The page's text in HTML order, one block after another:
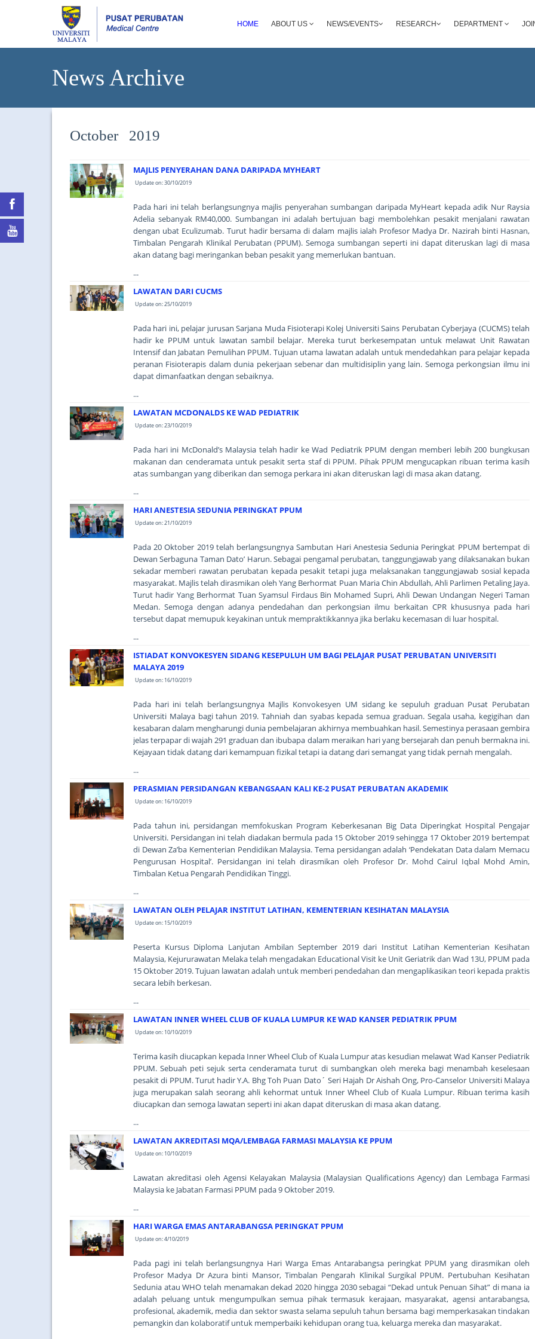
HOME ABOUT US NEWS/EVENTS RESEARCH DEPARTMENT
News Archive
October 2019
MAJLIS PENYERAHAN DANA DARIPADA MYHEART
Update on: 30/10/2019
Pada hari ini telah berlangsungnya majlis penyerahan sumbangan daripada MyHeart kepada adik Nur Raysia
Adelia sebanyak RM40,000. Sumbangan ini adalah bertujuan bagi membolehkan pesakit menjalani rawatan
dengan ubat Eculizumab. Turut hadir bersama di dalam majlis ialah Profesor Madya Dr. Nazirah binti Hasnan,
Timbalan Pengarah Klinikal Perubatan (PPUM). Semoga sumbangan seperti ini dapat diteruskan lagi di masa
akan datang bagi meringankan beban pesakit yang memerlukan bantuan.
...
LAWATAN DARI CUCMS
Update on: 25/10/2019
Pada hari ini, pelajar jurusan Sarjana Muda Fisioterapi Kolej Universiti Sains Perubatan Cyberjaya (CUCMS) telah
hadir ke PPUM untuk lawatan sambil belajar. Mereka turut berkesempatan untuk melawat Unit Rawatan
Intensif dan Jabatan Pemulihan PPUM. Tujuan utama lawatan adalah untuk mendedahkan para pelajar kepada
peranan Fisioterapis dalam dunia pekerjaan sebenar dan multidisiplin yang lain. Semoga perkongsian ilmu ini
dapat dimanfaatkan dengan sebaiknya.
...
LAWATAN MCDONALDS KE WAD PEDIATRIK
Update on: 23/10/2019
Pada hari ini McDonald’s Malaysia telah hadir ke Wad Pediatrik PPUM dengan memberi lebih 200 bungkusan
makanan dan cenderamata untuk pesakit serta staf di PPUM. Pihak PPUM mengucapkan ribuan terima kasih
atas sumbangan yang diberikan dan semoga perkara ini akan diteruskan lagi di masa akan datang.
...
HARI ANESTESIA SEDUNIA PERINGKAT PPUM
Update on: 21/10/2019
Pada 20 Oktober 2019 telah berlangsungnya Sambutan Hari Anestesia Sedunia Peringkat PPUM bertempat di
Dewan Serbaguna Taman Dato’ Harun. Sebagai pengamal perubatan, tanggungjawab yang dilaksanakan bukan
sekadar memberi rawatan perubatan kepada pesakit tetapi juga melaksanakan tanggungjawab sosial kepada
masyarakat. Majlis telah dirasmikan oleh Yang Berhormat Puan Maria Chin Abdullah, Ahli Parlimen Petaling Jaya.
Turut hadir Yang Berhormat Tuan Syamsul Firdaus Bin Mohamed Supri, Ahli Dewan Undangan Negeri Taman
Medan. Semoga dengan adanya pendedahan dan perkongsian ilmu berkaitan CPR khususnya pada hari
tersebut dapat memupuk keyakinan untuk mempraktikkannya jika berlaku kecemasan di luar hospital.
...
ISTIADAT KONVOKESYEN SIDANG KESEPULUH UM BAGI PELAJAR PUSAT PERUBATAN UNIVERSITI
MALAYA 2019
Update on: 16/10/2019
Pada hari ini telah berlangsungnya Majlis Konvokesyen UM sidang ke sepuluh graduan Pusat Perubatan
Universiti Malaya bagi tahun 2019. Tahniah dan syabas kepada semua graduan. Segala usaha, kegigihan dan
kesabaran dalam mengharungi dunia pembelajaran akhirnya membuahkan hasil. Semestinya perasaan gembira
jelas terpapar di wajah 291 graduan dan ibubapa dalam meraikan hari yang bersejarah dan penuh bermakna ini.
Kejayaan tidak datang dari kemampuan fizikal tetapi ia datang dari semangat yang tidak pernah mengalah.
...
PERASMIAN PERSIDANGAN KEBANGSAAN KALI KE-2 PUSAT PERUBATAN AKADEMIK
Update on: 16/10/2019
Pada tahun ini, persidangan memfokuskan Program Keberkesanan Big Data Diperingkat Hospital Pengajar
Universiti. Persidangan ini telah diadakan bermula pada 15 Oktober 2019 sehingga 17 Oktober 2019 bertempat
di Dewan Za’ba Kementerian Pendidikan Malaysia. Tema persidangan adalah ‘Pendekatan Data dalam Memacu
Pengurusan Hospital’. Persidangan ini telah dirasmikan oleh Profesor Dr. Mohd Cairul Iqbal Mohd Amin,
Timbalan Ketua Pengarah Pendidikan Tinggi.
...
LAWATAN OLEH PELAJAR INSTITUT LATIHAN, KEMENTERIAN KESIHATAN MALAYSIA
Update on: 15/10/2019
Peserta Kursus Diploma Lanjutan Ambilan September 2019 dari Institut Latihan Kementerian Kesihatan
Malaysia, Kejururawatan Melaka telah mengadakan Educational Visit ke Unit Geriatrik dan Wad 13U, PPUM pada
15 Oktober 2019. Tujuan lawatan adalah untuk memberi pendedahan dan mengaplikasikan teori kepada praktis
secara lebih berkesan.
...
LAWATAN INNER WHEEL CLUB OF KUALA LUMPUR KE WAD KANSER PEDIATRIK PPUM
Update on: 10/10/2019
Terima kasih diucapkan kepada Inner Wheel Club of Kuala Lumpur atas kesudian melawat Wad Kanser Pediatrik
PPUM. Sebuah peti sejuk serta cenderamata turut di sumbangkan oleh mereka bagi menambah keselesaan
pesakit di PPUM. Turut hadir Y.A. Bhg Toh Puan Dato´ Seri Hajah Dr Aishah Ong, Pro-Canselor Universiti Malaya
juga merupakan salah seorang ahli kehormat untuk Inner Wheel Club of Kuala Lumpur. Ribuan terima kasih
diucapkan dan semoga lawatan seperti ini akan dapat diteruskan di masa akan datang.
...
LAWATAN AKREDITASI MQA/LEMBAGA FARMASI MALAYSIA KE PPUM
Update on: 10/10/2019
Lawatan akreditasi oleh Agensi Kelayakan Malaysia (Malaysian Qualifications Agency) dan Lembaga Farmasi
Malaysia ke Jabatan Farmasi PPUM pada 9 Oktober 2019.
...
HARI WARGA EMAS ANTARABANGSA PERINGKAT PPUM
Update on: 4/10/2019
Pada pagi ini telah berlangsungnya Hari Warga Emas Antarabangsa peringkat PPUM yang dirasmikan oleh
Profesor Madya Dr Azura binti Mansor, Timbalan Pengarah Klinikal Surgikal PPUM. Pertubuhan Kesihatan
Sedunia atau WHO telah menamakan dekad 2020 hingga 2030 sebagai “Dekad untuk Penuan Sihat” di mana ia
adalah peluang untuk mengumpulkan semua pihak termasuk kerajaan, masyarakat, agensi antarabangsa,
profesional, akademik, media dan sektor swasta selama sepuluh tahun bersama bagi memperkasakan tindakan
pemangkin dan kolaboratif untuk memperbaiki kehidupan orang tua, keluarga mereka dan masyarakat.